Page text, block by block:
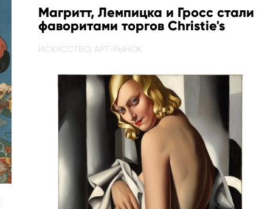
Магритт, Лемпицка и Гросс стали
фаворитами торгов Christie's
ИСКУССТВО, АРТ-РЫНОК